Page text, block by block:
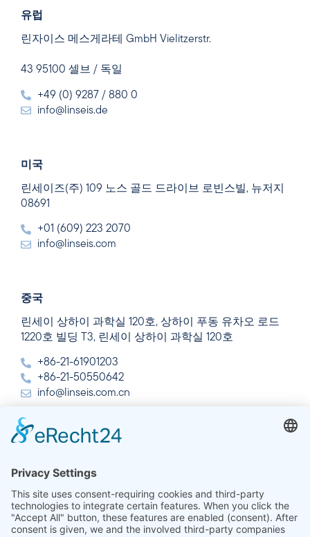
유럽
린자이스 메스게라테 GmbH Vielitzerstr.
43 95100 셀브 / 독일
+49 (0) 9287 / 880 0
info@linseis.de
미국
린세이즈(주) 109 노스 골드 드라이브 로빈스빌, 뉴저지
08691
+01 (609) 223 2070
info@linseis.com
중국
린세이 상하이 과학실 120호, 상하이 푸동 유차오 로드
1220호 빌딩 T3, 린세이 상하이 과학실 120호
+86-21-61901203
+86-21-50550642
info@linseis.com.cn
린세이즈 열 분석 인도 주식회사 플롯 65, 2층, 사이 엔
+91-11-42883851
sales@linseis.in